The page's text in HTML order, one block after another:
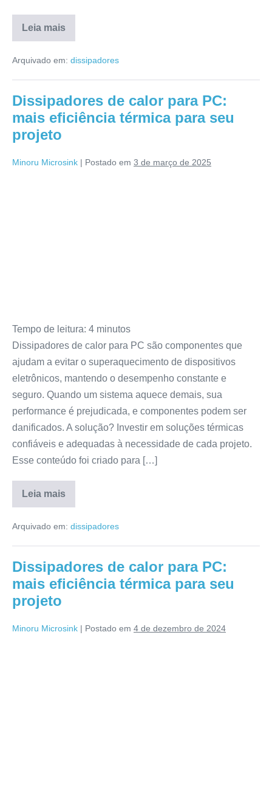
Leia mais
Arquivado em: dissipadores
Dissipadores de calor para PC:
mais eficiência térmica para seu
projeto
Minoru Microsink | Postado em 3 de março de 2025
Tempo de leitura: 4 minutos
Dissipadores de calor para PC são componentes que
ajudam a evitar o superaquecimento de dispositivos
eletrônicos, mantendo o desempenho constante e
seguro. Quando um sistema aquece demais, sua
performance é prejudicada, e componentes podem ser
danificados. A solução? Investir em soluções térmicas
confiáveis e adequadas à necessidade de cada projeto.
Esse conteúdo foi criado para […]
Leia mais
Arquivado em: dissipadores
Dissipadores de calor para PC:
mais eficiência térmica para seu
projeto
Minoru Microsink | Postado em 4 de dezembro de 2024